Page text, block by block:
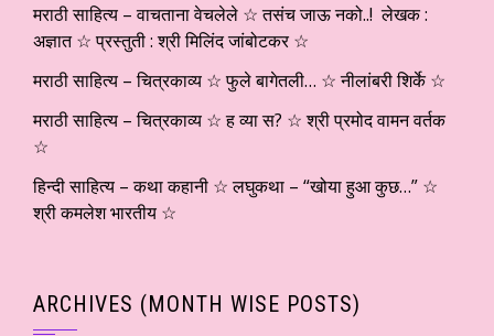
मराठी साहित्य – वाचताना वेचलेले ☆ तसंच जाऊ नको..! लेखक :
अज्ञात ☆ प्रस्तुती : श्री मिलिंद जांबोटकर ☆
मराठी साहित्य – चित्रकाव्य ☆ फुले बागेतली… ☆ नीलांबरी शिर्के ☆
मराठी साहित्य – चित्रकाव्य ☆ ह व्या स? ☆ श्री प्रमोद वामन वर्तक
☆
हिन्दी साहित्य – कथा कहानी ☆ लघुकथा – “खोया हुआ कुछ…” ☆
श्री कमलेश भारतीय ☆
ARCHIVES (MONTH WISE POSTS)